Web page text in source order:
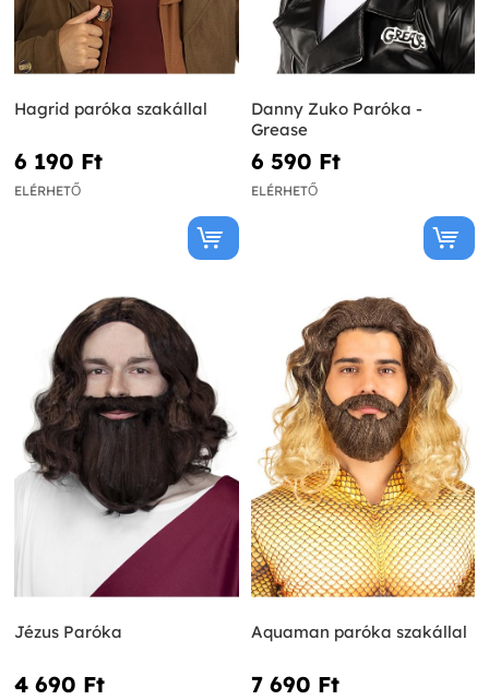
Hagrid paróka szakállal
6 190 Ft‎
ELÉRHETŐ
Danny Zuko Paróka -
Grease
6 590 Ft‎
ELÉRHETŐ
Jézus Paróka
4 690 Ft‎
Aquaman paróka szakállal
7 690 Ft‎